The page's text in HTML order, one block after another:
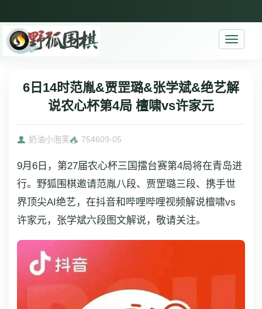
Toggle
6日14时范胤&贾罡璐&张学斌&绝艺解
说农心杯第4局 檀啸vs许家元
奶油小泡芙 754609-05
9月6日，第27届农心杯三国擂台赛第4局将在青岛进
行。野狐围棋邀请范胤八段、贾罡璐三段、携手世
界顶尖AI绝艺，在抖音和哔哩哔哩视频解说檀啸vs
许家元，张学斌六段图文解说，敬请关注。